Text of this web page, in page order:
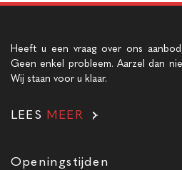
Heeft u een vraag over ons
Geen enkel probleem. Aarzel dan
Wij staan voor u klaar.
LEES MEER
Openingstijden